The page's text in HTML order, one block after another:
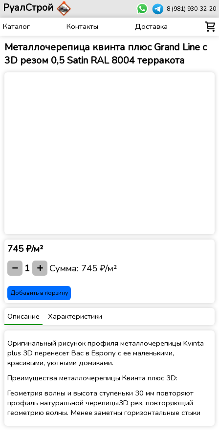
РуалСтрой 8 (981) 930-32-20
Каталог Контакты Доставка
Металлочерепица квинта плюс Grand Line c
3D резом 0,5 Satin RAL 8004 терракота
745 ₽/м²
− 1 + Сумма: 745 ₽/м²
Добавить в корзину
Описание Характеристики
Оригинальный рисунок профиля металлочерепицы Kvinta
plus 3D перенесет Вас в Европу с ее маленькими,
красивыми, уютными домиками.
Преимущества металлочерепицы Квинта плюс 3D:
Геометрия волны и высота ступеньки 30 мм повторяют
профиль натуральной черепицы3D рез, повторяющий
геометрию волны. Менее заметны горизонтальные стыки